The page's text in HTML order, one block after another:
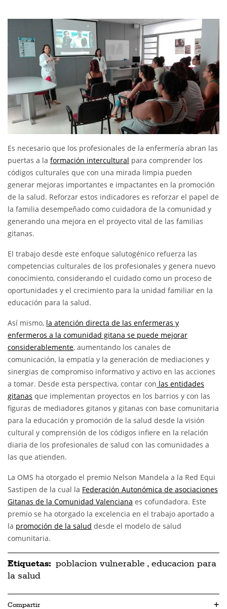
Es necesario que los profesionales de la enfermería abran las
puertas a la formación intercultural para comprender los
códigos culturales que con una mirada limpia pueden
generar mejoras importantes e impactantes en la promoción
de la salud. Reforzar estos indicadores es reforzar el papel de
la familia desempeñado como cuidadora de la comunidad y
generando una mejora en el proyecto vital de las familias
gitanas.
El trabajo desde este enfoque salutogénico refuerza las
competencias culturales de los profesionales y genera nuevo
conocimiento, considerando el cuidado como un proceso de
oportunidades y el crecimiento para la unidad familiar en la
educación para la salud.
Así mismo, la atención directa de las enfermeras y
enfermeros a la comunidad gitana se puede mejorar
considerablemente, aumentando los canales de
comunicación, la empatía y la generación de mediaciones y
sinergias de compromiso informativo y activo en las acciones
a tomar. Desde esta perspectiva, contar con las entidades
gitanas que implementan proyectos en los barrios y con las
figuras de mediadores gitanos y gitanas con base comunitaria
para la educación y promoción de la salud desde la visión
cultural y comprensión de los códigos infiere en la relación
diaria de los profesionales de salud con las comunidades a
las que atienden.
La OMS ha otorgado el premio Nelson Mandela a la Red Equi
Sastipen de la cual la Federación Autonómica de asociaciones
Gitanas de la Comunidad Valenciana es cofundadora. Este
premio se ha otorgado la excelencia en el trabajo aportado a
la promoción de la salud desde el modelo de salud
comunitaria.
Etiquetas: poblacion vulnerable , educacion para
la salud
Compartir +